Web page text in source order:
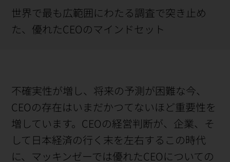
世界で最も広範囲にわたる調査で突き止め
た、優れたCEOのマインドセット
不確実性が増し、将来の予測が困難な今、
CEOの存在はいまだかつてないほど重要性を
増しています。CEOの経営判断が、企業、そ
して日本経済の行く末を左右するこの時代
に、マッキンゼーでは優れたCEOについての